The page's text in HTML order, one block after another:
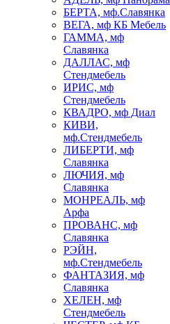
БЕРТА, мф.Славянка
ВЕГА, мф КБ Мебель
ГАММА, мф
Славянка
ДАЛЛАС, мф
Стендмебель
ИРИС, мф
Стендмебель
КВАДРО, мф Диал
КИВИ,
мф.Стендмебель
ЛИБЕРТИ, мф
Славянка
ЛЮЧИЯ, мф
Славянка
МОНРЕАЛЬ, мф
Арфа
ПРОВАНС, мф
Славянка
РЭЙН,
мф.Стендмебель
ФАНТАЗИЯ, мф
Славянка
ХЕЛЕН, мф
Стендмебель